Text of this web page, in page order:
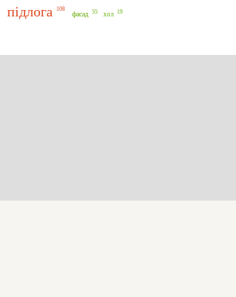
підлога 108
фасад 55 хол 19